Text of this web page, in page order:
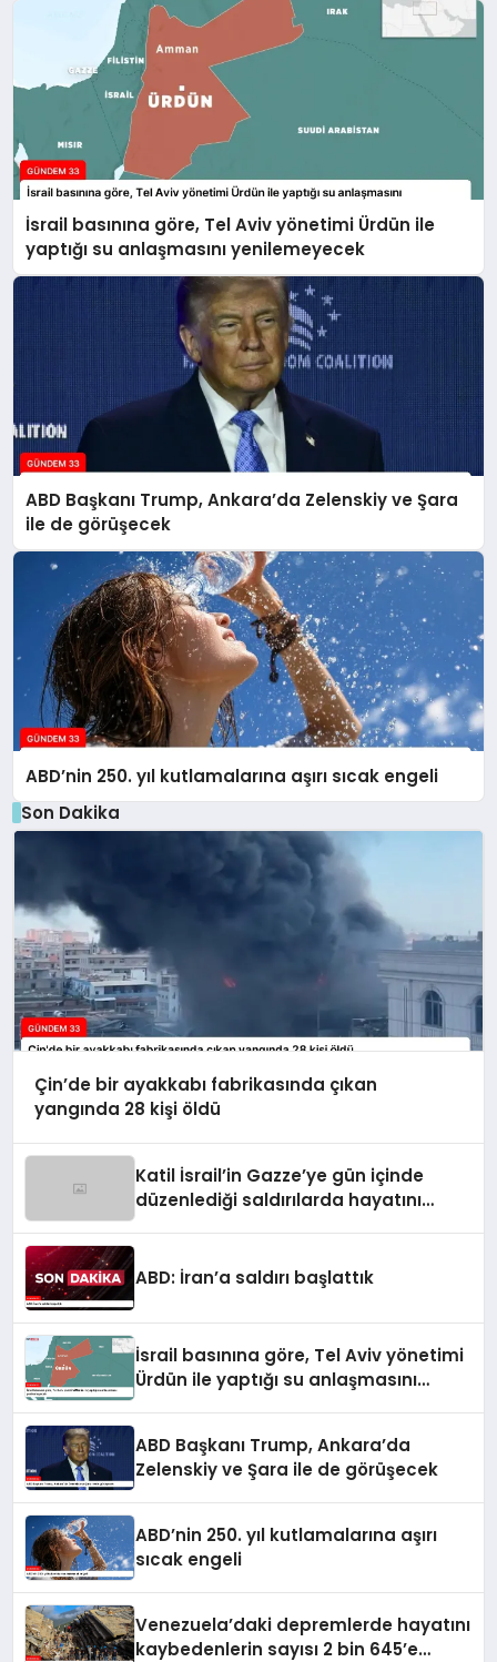
İsrail basınına göre, Tel Aviv yönetimi Ürdün ile
yaptığı su anlaşmasını yenilemeyecek
ABD Başkanı Trump, Ankara’da Zelenskiy ve Şara
ile de görüşecek
ABD’nin 250. yıl kutlamalarına aşırı sıcak engeli
Son Dakika
Çin’de bir ayakkabı fabrikasında çıkan
yangında 28 kişi öldü
Katil İsrail’in Gazze’ye gün içinde
düzenlediği saldırılarda hayatını
ABD: İran’a saldırı başlattık
İsrail basınına göre, Tel Aviv yönetimi
Ürdün ile yaptığı su anlaşmasını
ABD Başkanı Trump, Ankara’da
Zelenskiy ve Şara ile de görüşecek
ABD’nin 250. yıl kutlamalarına aşırı
sıcak engeli
Venezuela’daki depremlerde hayatını
kaybedenlerin sayısı 2 bin 645’e